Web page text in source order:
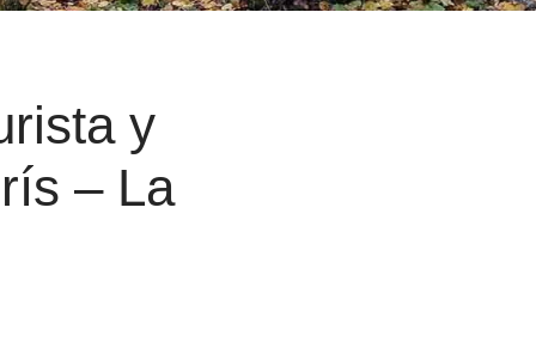
y
– La